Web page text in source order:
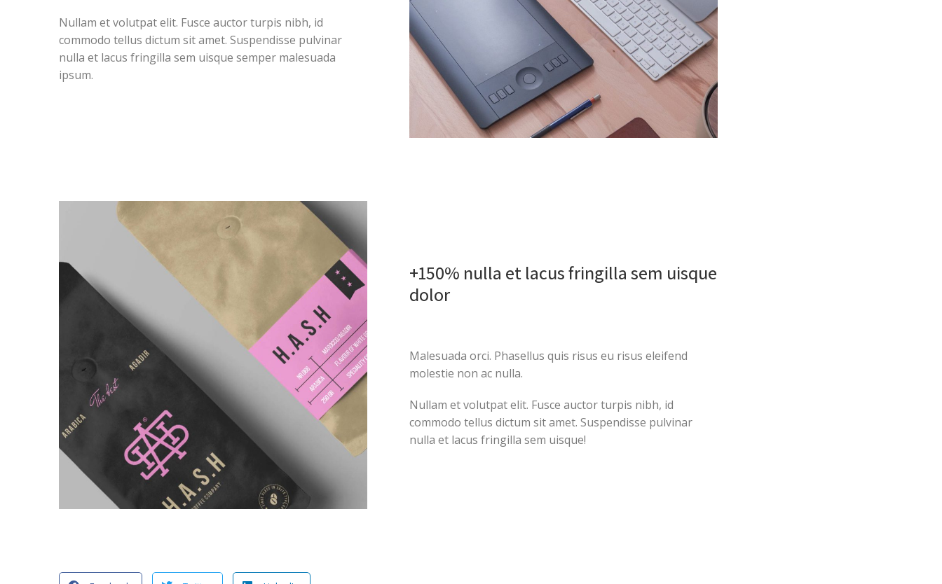
Nullam et volutpat elit. Fusce auctor turpis nibh, id
commodo tellus dictum sit amet. Suspendisse pulvinar
nulla et lacus fringilla sem uisque semper malesuada
ipsum.
+150% nulla et lacus fringilla sem uisque
dolor
Malesuada orci. Phasellus quis risus eu risus eleifend
molestie non ac nulla.
Nullam et volutpat elit. Fusce auctor turpis nibh, id
commodo tellus dictum sit amet. Suspendisse pulvinar
nulla et lacus fringilla sem uisque!